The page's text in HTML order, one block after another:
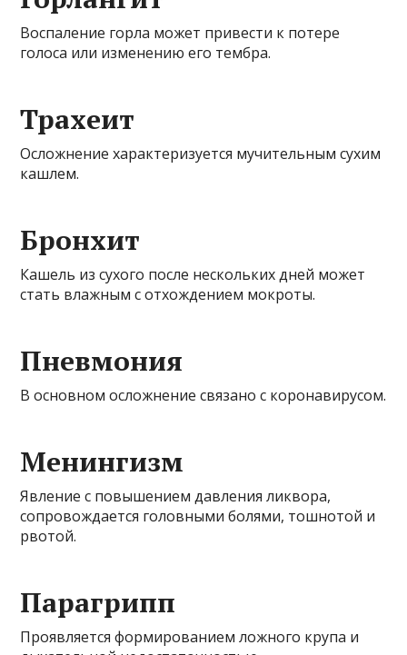
Воспаление горла может привести к потере
голоса или изменению его тембра.
Трахеит
Осложнение характеризуется мучительным сухим
кашлем.
Бронхит
Кашель из сухого после нескольких дней может
стать влажным с отхождением мокроты.
Пневмония
В основном осложнение связано с коронавирусом.
Менингизм
Явление с повышением давления ликвора,
сопровождается головными болями, тошнотой и
рвотой.
Парагрипп
Проявляется формированием ложного крупа и